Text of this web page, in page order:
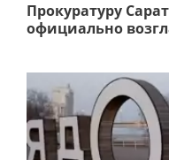
Прокуратуру
официально